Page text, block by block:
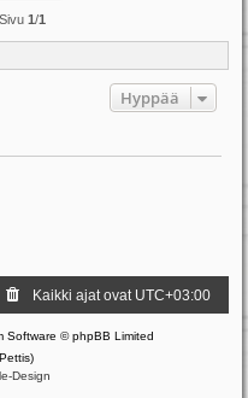
1/1
Hyppää
Kaikki ajat ovat UTC+03:00
Software © phpBB Limited
Design